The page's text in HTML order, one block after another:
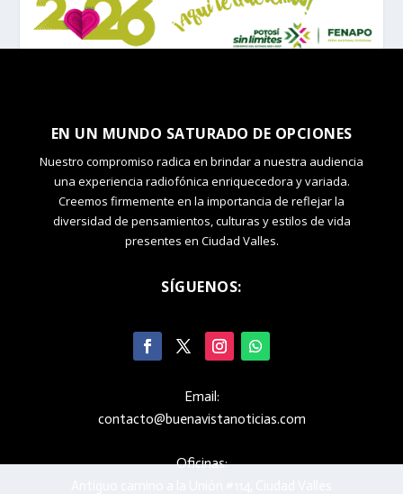
EN UN MUNDO SATURADO DE OPCIONES
Nuestro compromiso radica en brindar a nuestra audiencia
una experiencia radiofónica enriquecedora y variada.
Creemos firmemente en la importancia de reflejar la
diversidad de pensamientos, culturas y estilos de vida
presentes en Ciudad Valles.
SÍGUENOS:
Email:
contacto@buenavistanoticias.com
Oficinas: